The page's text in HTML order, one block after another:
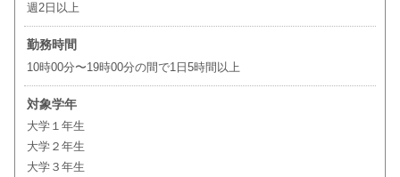
週2日以上
勤務時間
10時00分〜19時00分の間で1日5時間以上
対象学年
大学１年生
大学２年生
大学３年生